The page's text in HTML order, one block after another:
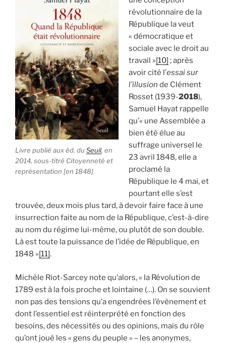
Livre publié aux éd. du Seuil, en
2014, sous-titré Citoyenneté et
représentation [en 1848]
révolutionnaire de la
République la veut
« démocratique et
sociale avec le droit au
travail »[10] ; après
avoir cité l’essai sur
l’illusion de Clément
Rosset (1939-2018),
Samuel Hayat rappelle
qu’« une Assemblée a
bien été élue au
suffrage universel le
23 avril 1848, elle a
proclamé la
République le 4 mai, et
pourtant elle s’est
trouvée, deux mois plus tard, à devoir faire face à une
insurrection faite au nom de la République, c’est-à-dire
au nom du régime lui-même, ou plutôt de son double.
Là est toute la puissance de l’idée de République, en
1848 »[11].
Michèle Riot-Sarcey note qu’alors, « la Révolution de
1789 est à la fois proche et lointaine (…). On se souvient
non pas des tensions qu’a engendrées l’évènement et
dont l’essentiel est réinterprété en fonction des
besoins, des nécessités ou des opinions, mais du rôle
qu’ont joué les « gens du peuple » – les anonymes,